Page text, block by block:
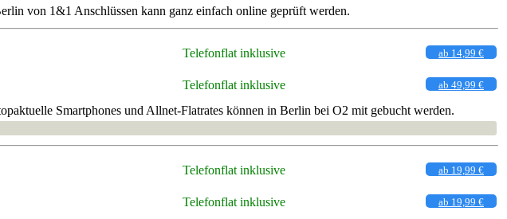
von 1&1 Anschlüssen kann ganz einfach online geprüft werden.
Telefonflat inklusive ab 14,99 €
Telefonflat inklusive ab 49,99 €
Smartphones und Allnet-Flatrates können in Berlin bei O2 mit gebucht werden.
Telefonflat inklusive ab 19,99 €
Telefonflat inklusive ab 19,99 €